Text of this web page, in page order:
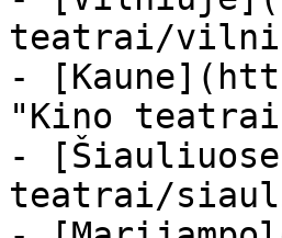
teatrai/
-
"Kino teatrai
-
teatrai/